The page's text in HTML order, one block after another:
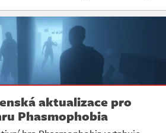
aktualizace pro
Phasmophobia